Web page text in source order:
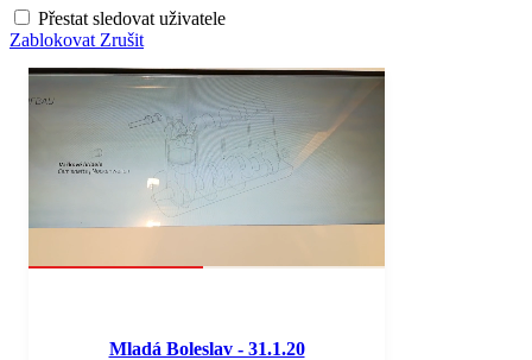
Přestat sledovat uživatele
Zablokovat Zrušit
Mladá Boleslav - 31.1.20